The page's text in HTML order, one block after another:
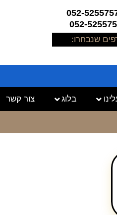
שנבחרו:
בלוג צור קשר